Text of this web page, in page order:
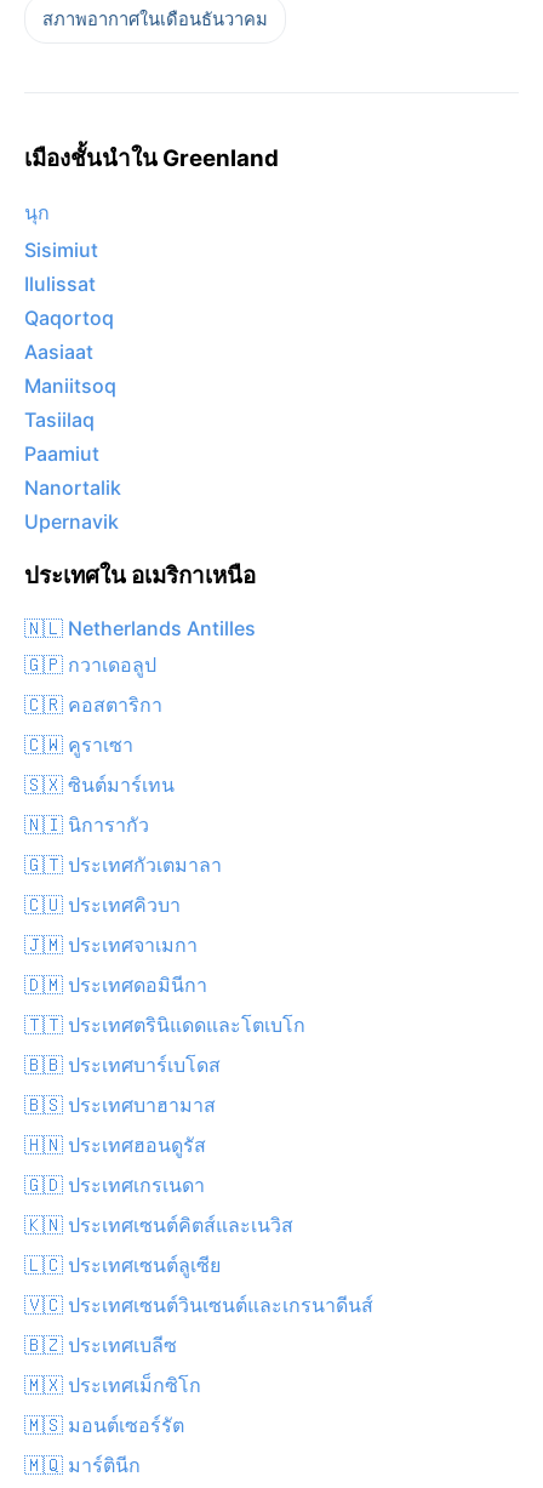
สภาพอากาศในเดือนธันวาคม
เมืองชั้นนำใน Greenland
นุก
Sisimiut
Ilulissat
Qaqortoq
Aasiaat
Maniitsoq
Tasiilaq
Paamiut
Nanortalik
Upernavik
ประเทศใน อเมริกาเหนือ
🇳🇱 Netherlands Antilles
🇬🇵 กวาเดอลูป
🇨🇷 คอสตาริกา
🇨🇼 คูราเซา
🇸🇽 ซินต์มาร์เทน
🇳🇮 นิการากัว
🇬🇹 ประเทศกัวเตมาลา
🇨🇺 ประเทศคิวบา
🇯🇲 ประเทศจาเมกา
🇩🇲 ประเทศดอมินีกา
🇹🇹 ประเทศตรินิแดดและโตเบโก
🇧🇧 ประเทศบาร์เบโดส
🇧🇸 ประเทศบาฮามาส
🇭🇳 ประเทศฮอนดูรัส
🇬🇩 ประเทศเกรเนดา
🇰🇳 ประเทศเซนต์คิตส์และเนวิส
🇱🇨 ประเทศเซนต์ลูเซีย
🇻🇨 ประเทศเซนต์วินเซนต์และเกรนาดีนส์
🇧🇿 ประเทศเบลีซ
🇲🇽 ประเทศเม็กซิโก
🇲🇸 มอนต์เซอร์รัต
🇲🇶 มาร์ตินีก